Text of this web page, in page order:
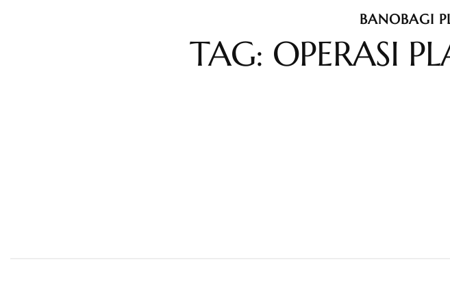
BANOBAGI
TAG: OPERASI